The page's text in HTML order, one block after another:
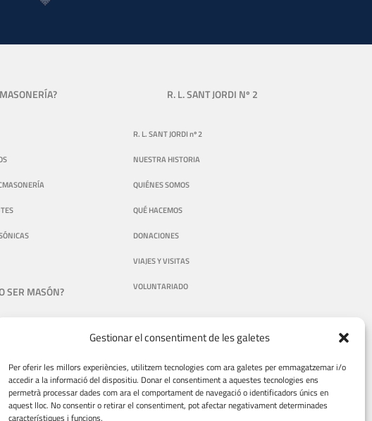
Gestionar el consentiment de les galetes
Per oferir les millors experiències, utilitzem tecnologies com ara galetes per emmagatzemar i/o
accedir a la informació del dispositiu. Donar el consentiment a aquestes tecnologies ens
permetrà processar dades com ara el comportament de navegació o identificadors únics en
aquest lloc. No consentir o retirar el consentiment, pot afectar negativament determinades
característiques i funcions.
SER MASÓN?
SER MASÓN?
R. L. SANT JORDI Nº 2
R. L. SANT JORDI nº 2
NUESTRA HISTORIA
QUIÉNES SOMOS
QUÉ HACEMOS
DONACIONES
VIAJES Y VISITAS
VOLUNTARIADO